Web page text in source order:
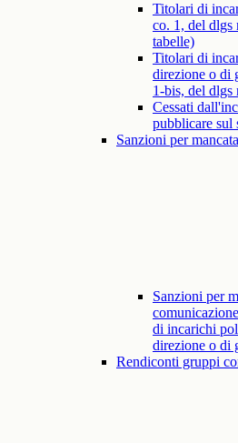
Titolari di
co. 1, del dlgs
tabelle)
Titolari di
direzione o di
1-bis, del dlgs
Cessati
pubblicare sul
Sanzioni per
Sanzioni per
di incarichi
direzione o di
Rendiconti gruppi